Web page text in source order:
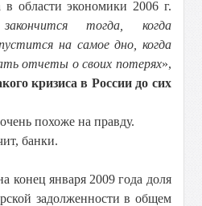
в области экономики 2006 г.
тогда, когда
на самое дно, когда
отчеты о своих потерях»,
кризиса в России до сих
похоже на правду.
банки.
конец января 2009 года доля
задолженности в общем